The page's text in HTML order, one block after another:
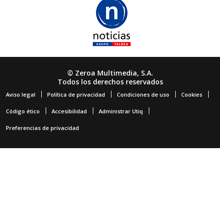
© Zeroa Multimedia, S.A.
Todos los derechos reservados
Aviso legal Política de privacidad Condiciones de uso Cookies
Código ético Accesibilidad Administrar Utiq
Preferencias de privacidad